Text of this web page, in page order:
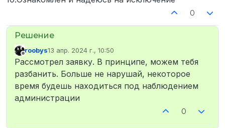
0
Не в сети
roobys13 апр. 2024 г., 10:50
отредактировано
Рассмотрел заявку. В принципе, можем тебя
разбанить. Больше не нарушай, некоторое
время будешь находиться под наблюдением
администрации
0